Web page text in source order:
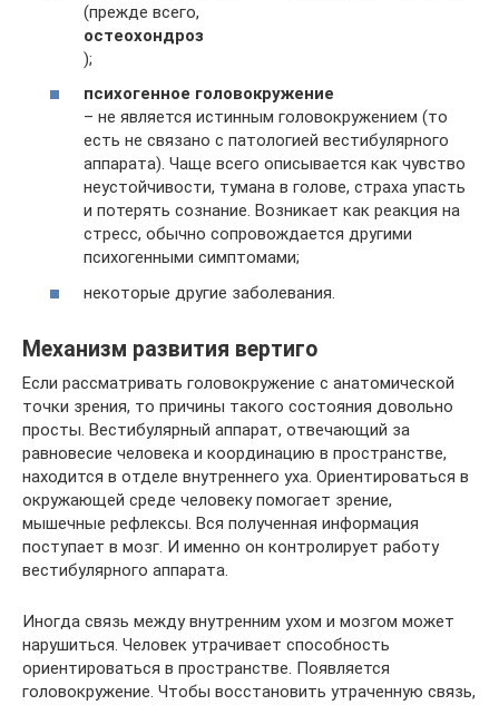
(прежде всего,
остеохондроз
);
психогенное головокружение
– не является истинным головокружением (то
есть не связано с патологией вестибулярного
аппарата). Чаще всего описывается как чувство
неустойчивости, тумана в голове, страха упасть
и потерять сознание. Возникает как реакция на
стресс, обычно сопровождается другими
психогенными симптомами;
некоторые другие заболевания.
Механизм развития вертиго
Если рассматривать головокружение с анатомической
точки зрения, то причины такого состояния довольно
просты. Вестибулярный аппарат, отвечающий за
равновесие человека и координацию в пространстве,
находится в отделе внутреннего уха. Ориентироваться в
окружающей среде человеку помогает зрение,
мышечные рефлексы. Вся полученная информация
поступает в мозг. И именно он контролирует работу
вестибулярного аппарата.
Иногда связь между внутренним ухом и мозгом может
нарушиться. Человек утрачивает способность
ориентироваться в пространстве. Появляется
головокружение. Чтобы восстановить утраченную связь,